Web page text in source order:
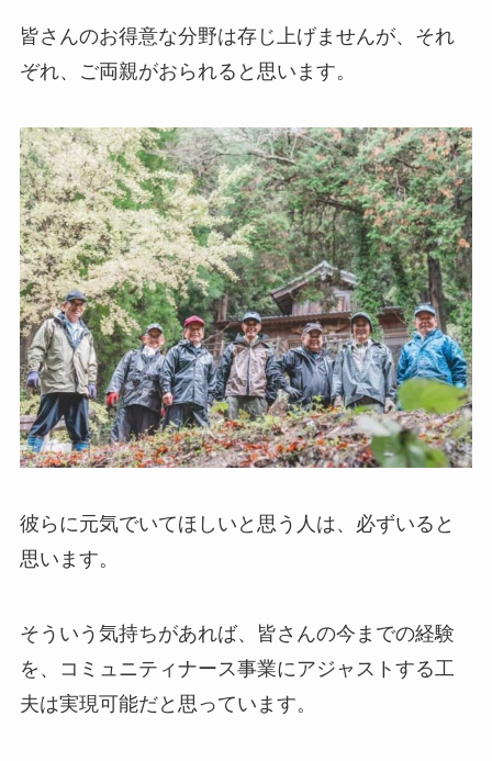
皆さんのお得意な分野は存じ上げませんが、それ
ぞれ、ご両親がおられると思います。
彼らに元気でいてほしいと思う人は、必ずいると
思います。
そういう気持ちがあれば、皆さんの今までの経験
を、コミュニティナース事業にアジャストする工
夫は実現可能だと思っています。